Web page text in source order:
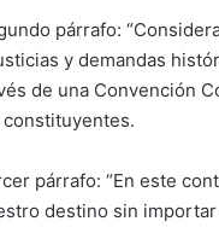
párrafo:
y demandas
de una Convención
constituyentes.
párrafo: “En este
destino sin